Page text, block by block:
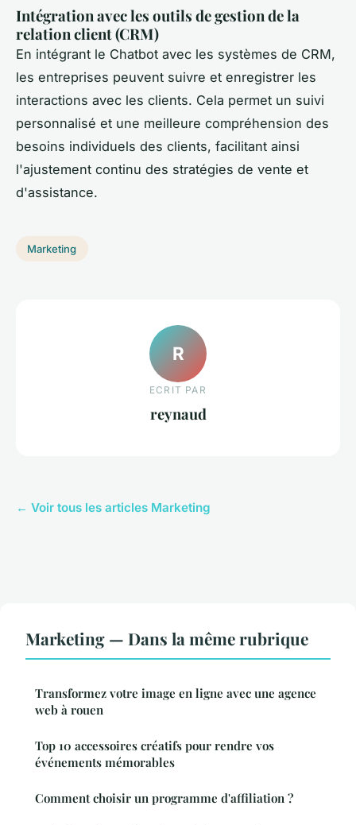
Intégration avec les outils de gestion de la
relation client (CRM)
En intégrant le Chatbot avec les systèmes de CRM,
les entreprises peuvent suivre et enregistrer les
interactions avec les clients. Cela permet un suivi
personnalisé et une meilleure compréhension des
besoins individuels des clients, facilitant ainsi
l'ajustement continu des stratégies de vente et
d'assistance.
Marketing
R
ECRIT PAR
reynaud
← Voir tous les articles Marketing
Marketing — Dans la même rubrique
Transformez votre image en ligne avec une agence
web à rouen
Top 10 accessoires créatifs pour rendre vos
événements mémorables
Comment choisir un programme d'affiliation ?